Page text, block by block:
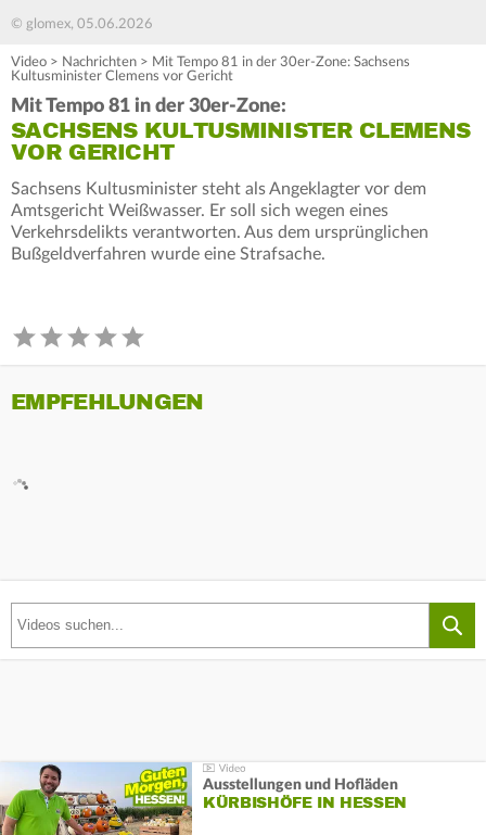
© glomex, 05.06.2026
Video > Nachrichten > Mit Tempo 81 in der 30er-Zone: Sachsens
Kultusminister Clemens vor Gericht
Mit Tempo 81 in der 30er-Zone:
SACHSENS KULTUSMINISTER CLEMENS
VOR GERICHT
Sachsens Kultusminister steht als Angeklagter vor dem
Amtsgericht Weißwasser. Er soll sich wegen eines
Verkehrsdelikts verantworten. Aus dem ursprünglichen
Bußgeldverfahren wurde eine Strafsache.
EMPFEHLUNGEN
Ausstellungen und Hofläden
KÜRBISHÖFE IN HESSEN